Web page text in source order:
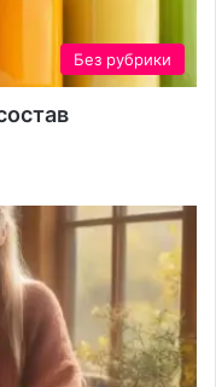
Без рубрики